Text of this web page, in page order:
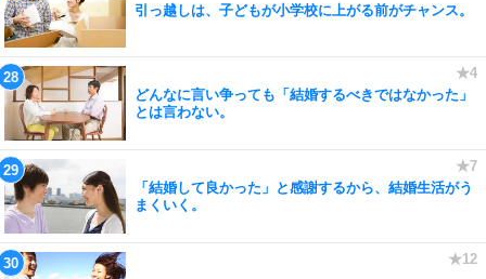
引っ越しは、子どもが小学校に上がる前がチャンス。
どんなに言い争っても「結婚するべきではなかった」
とは言わない。
「結婚して良かった」と感謝するから、結婚生活がう
まくいく。